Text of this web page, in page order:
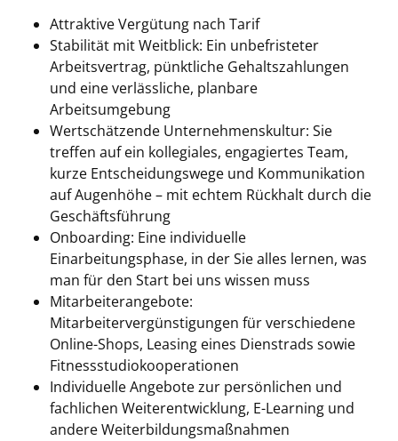
Attraktive Vergütung nach Tarif
Stabilität mit Weitblick: Ein unbefristeter
Arbeitsvertrag, pünktliche Gehaltszahlungen
und eine verlässliche, planbare
Arbeitsumgebung
Wertschätzende Unternehmenskultur: Sie
treffen auf ein kollegiales, engagiertes Team,
kurze Entscheidungswege und Kommunikation
auf Augenhöhe – mit echtem Rückhalt durch die
Geschäftsführung
Onboarding: Eine individuelle
Einarbeitungsphase, in der Sie alles lernen, was
man für den Start bei uns wissen muss
Mitarbeiterangebote:
Mitarbeitervergünstigungen für verschiedene
Online-Shops, Leasing eines Dienstrads sowie
Fitnessstudiokooperationen
Individuelle Angebote zur persönlichen und
fachlichen Weiterentwicklung, E-Learning und
andere Weiterbildungsmaßnahmen